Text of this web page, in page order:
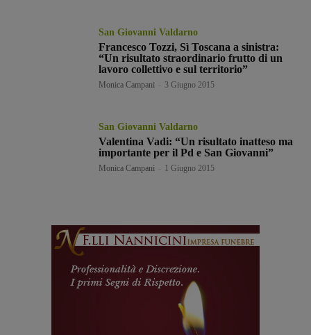
San Giovanni Valdarno
Francesco Tozzi, Sì Toscana a sinistra:
“Un risultato straordinario frutto di un
lavoro collettivo e sul territorio”
Monica Campani 3 Giugno 2015
San Giovanni Valdarno
Valentina Vadi: “Un risultato inatteso ma
importante per il Pd e San Giovanni”
Monica Campani 1 Giugno 2015